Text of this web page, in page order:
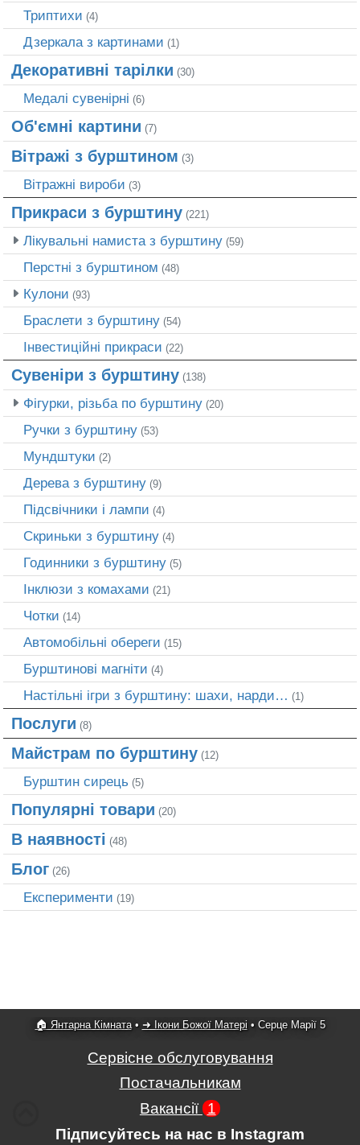
Триптихи (4)
Дзеркала з картинами (1)
Декоративні тарілки (30)
Медалі сувенірні (6)
Об'ємні картини (7)
Вітражі з бурштином (3)
Вітражні вироби (3)
Прикраси з бурштину (221)
Лікувальні намиста з бурштину (59)
Перстні з бурштином (48)
Кулони (93)
Браслети з бурштину (54)
Інвестиційні прикраси (22)
Сувеніри з бурштину (138)
Фігурки, різьба по бурштину (20)
Ручки з бурштину (53)
Мундштуки (2)
Дерева з бурштину (9)
Підсвічники і лампи (4)
Скриньки з бурштину (4)
Годинники з бурштину (5)
Інклюзи з комахами (21)
Чотки (14)
Автомобільні обереги (15)
Бурштинові магніти (4)
Настільні ігри з бурштину: шахи, нарди… (1)
Послуги (8)
Майстрам по бурштину (12)
Бурштин сирець (5)
Популярні товари (20)
В наявності (48)
Блог (26)
Експерименти (19)
🏠 Янтарна Кімната• ➜ Ікони Божої Матері • Серце Марії 5
Сервісне обслуговування
Постачальникам
Вакансії 1
Підписуйтесь на нас в Instagram